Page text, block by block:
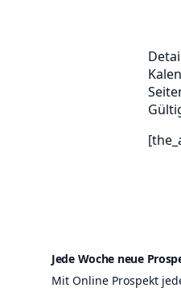
Jede Woche neue
Mit Online Prospekt